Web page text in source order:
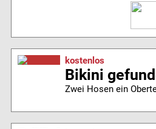
kostenlos
Bikini
Zwei Hosen ein